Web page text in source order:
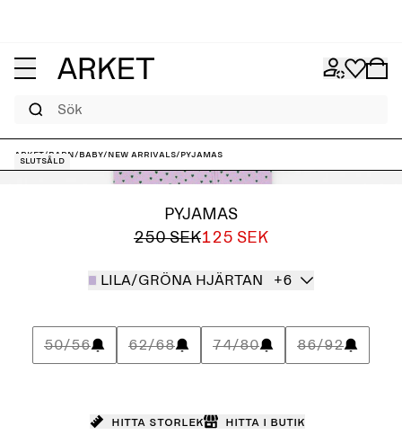
ARKET/Barn/Baby/New arrivals/Pyjamas
Slutsåld
PYJAMAS
250 SEK125 SEK
LILA/GRÖNA HJÄRTAN +6
50/56 62/68 74/80 86/92
Hitta storlek Hitta i butik